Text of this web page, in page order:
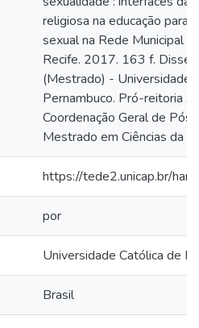
religiosa na educação para
sexual na Rede Municipal
Recife. 2017. 163 f.
(Mestrado) - Universidade
Pernambuco. Pró-reitoria
Coordenação Geral de
Mestrado em Ciências da
https://tede2.unicap.br/
por
Universidade Católica de
Brasil